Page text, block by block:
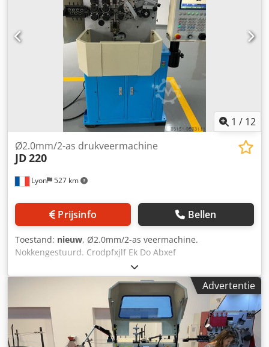
1 / 12
Lyon 527 km
Ø2.0mm/2-as drukveermachine
JD220
Prijsinfo Bellen
Toestand: nieuw, Ø2.0mm/2-as veermachine.
Nokkengestuurd. Crodpfxjlf Ek Do Abxef
Advertentie